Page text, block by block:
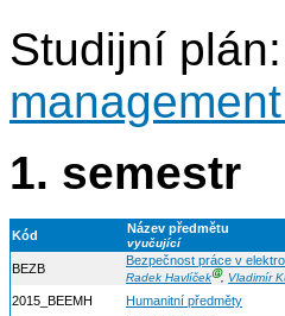
Studijní plán:
1. semestr
Kód Název předmětu
vyučující
BEZB
Bezpečnost práce v
Radek HavlíčekⒼ, Vladimír
2015_BEEMH Humanitní předměty